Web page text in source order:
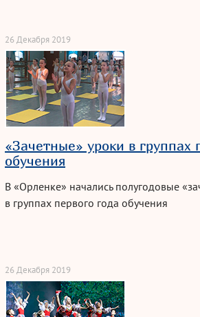
26 Декабря 2019
«Зачетные» уроки в группах
обучения
В «Орленке» начались полугодовые
в группах первого года обучения
26 Декабря 2019